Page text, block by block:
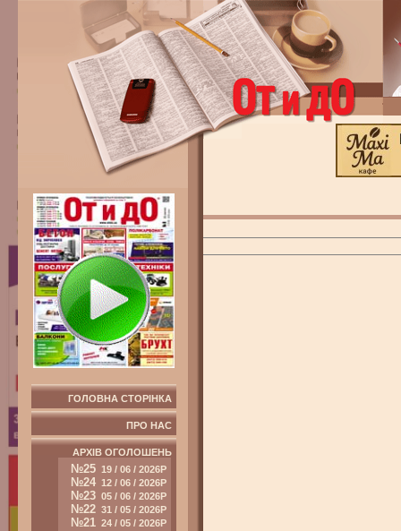
ГОЛОВНА СТОРІНКА
ПРО НАС
АРХІВ ОГОЛОШЕНЬ
№25 19 / 06 / 2026Р
№24 12 / 06 / 2026Р
№23 05 / 06 / 2026Р
№22 31 / 05 / 2026Р
№21 24 / 05 / 2026Р